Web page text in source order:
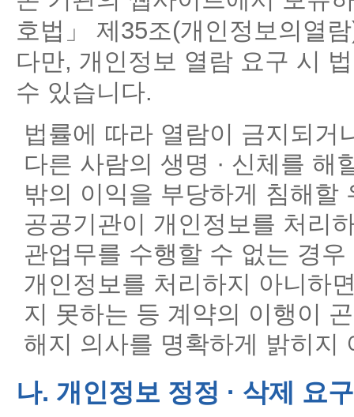
호법」 제35조(개인정보의열
다만, 개인정보 열람 요구 시
수 있습니다.
법률에 따라 열람이 금지되거
다른 사람의 생명 · 신체를 해
밖의 이익을 부당하게 침해할
공공기관이 개인정보를 처리
관업무를 수행할 수 없는 경우
개인정보를 처리하지 아니하
지 못하는 등 계약의 이행이
해지 의사를 명확하게 밝히지
나. 개인정보 정정 · 삭제 요구